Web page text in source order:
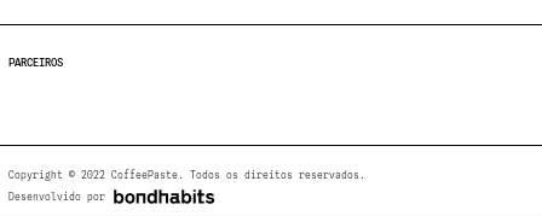
PARCEIROS
Copyright © 2022 CoffeePaste. Todos os direitos reservados.
Desenvolvido por